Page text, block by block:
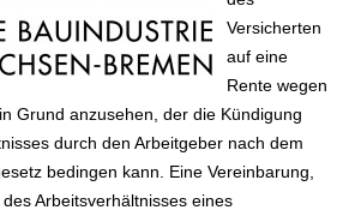
Versicherten
auf eine
Rente wegen
Grund anzusehen, der die Kündigung
durch den Arbeitgeber nach dem
bedingen kann. Eine Vereinbarung,
Arbeitsverhältnisses eines